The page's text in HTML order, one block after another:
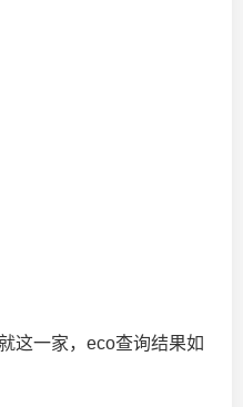
这一家，eco查询结果如